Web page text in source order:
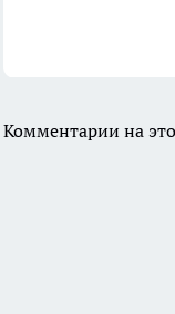
Комментарии на